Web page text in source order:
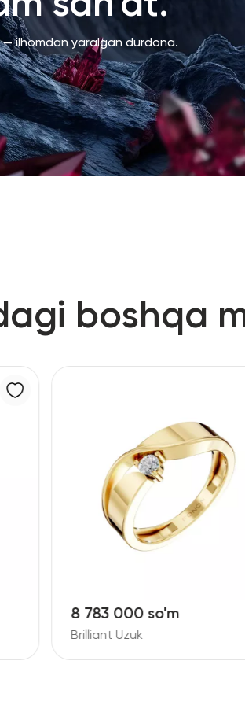
— ilhomdan yaralgan durdona.
boshqa
14 196 000 so'm
Brilliant Uzuk